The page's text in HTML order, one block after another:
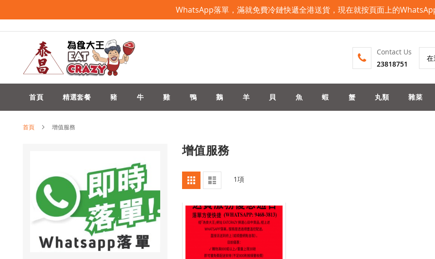
WhatsApp落單，滿就免費冷鏈快遞全港送貨，現在就按頁面上的
過
容
Contact Us
23818751
首頁 精選套餐 豬 牛 雞 鴨 鵝 羊 貝 魚 蝦 蟹 丸類 雜菜
首頁 增值服務
增值服務
查
看
網
格
列
表
1項